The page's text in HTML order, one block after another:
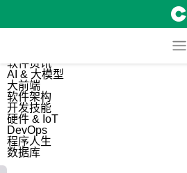
软件资讯
AI & 大模型
大前端
软件架构
开发技能
硬件 & IoT
DevOps
程序人生
数据库